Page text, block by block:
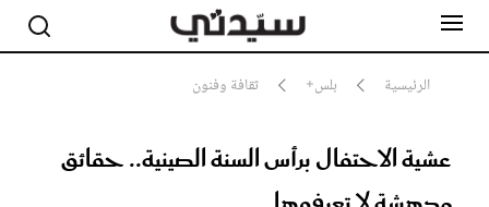
الرئيسية بلس+ ثقافة وفنون
عشية الاحتفال برأس السنة الصينية.. حقائق
مشاهير